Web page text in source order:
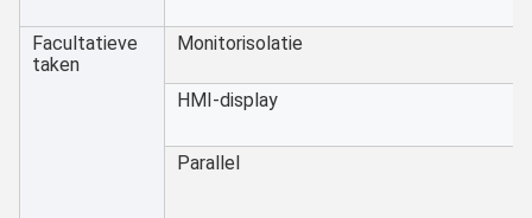
Facultatieve
taken
Monitorisolatie
HMI-display
Parallel